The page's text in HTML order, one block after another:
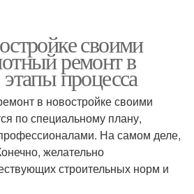
своими
ремонт в
процесса
в новостройке своими
по специальному плану,
На самом деле,
желательно
строительных норм и